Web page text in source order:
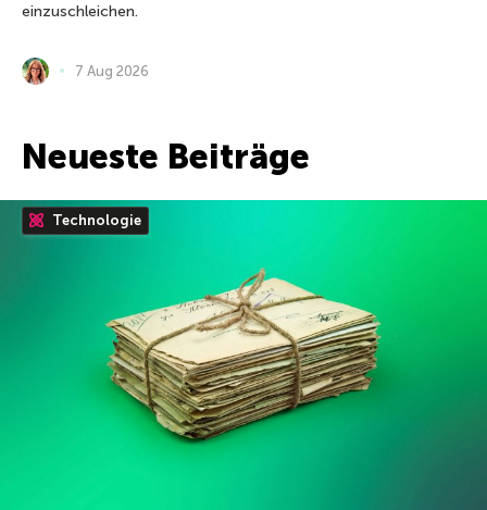
einzuschleichen.
7 Aug 2026
Neueste Beiträge
Technologie